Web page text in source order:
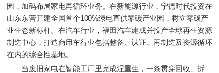
园，加码布局家电再循环业务。在新能源行业，宁德时代投资在
山东东营开建全国首个100%绿电直供零碳产业园，树立零碳产
业生态新标杆。在汽车行业，福田汽车建成并投产全球再生资源
制造中心，打造商用车行业包括整备、认证、再制造及资源循环
在内的综合性基地。
当废旧家电在智能工厂里完成涅重生，一条贯穿回收、拆